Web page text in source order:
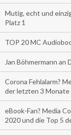
Mutig, echt und
Platz 1
TOP 20 MC
Jan Böhmermann an
Corona Fehlalarm?
der letzten 3 Monate
eBook-Fan? Media
2020 und die Top 5